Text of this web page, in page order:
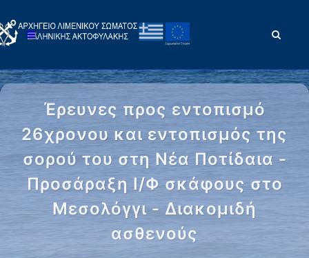
Έρευνες προς εντοπισμό
26χρονου και εντοπισμός της
σορού του στη Νέα Ποτίδαια -
Προσάραξη Ι/Φ σκάφους στο
Μεσολόγγι - Διακομιδή
ασθενούς